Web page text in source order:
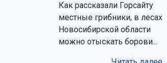
Как рассказали Горсайту
местные грибники, в лесах
Новосибирской области
можно отыскать борови...